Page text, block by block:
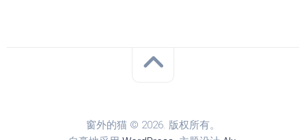
窗外的猫 © 2026. 版权所有。